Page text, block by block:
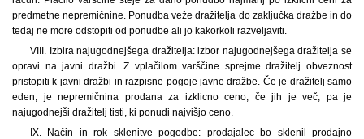
predmetne nepremičnine. Ponudba veže dražitelja do zaključka dražbe in do
tedaj ne more odstopiti od ponudbe ali jo kakorkoli razveljaviti.
VIII. Izbira najugodnejšega dražitelja: izbor najugodnejšega dražitelja se
opravi na javni dražbi. Z vplačilom varščine sprejme dražitelj obveznost
pristopiti k javni dražbi in razpisne pogoje javne dražbe. Če je dražitelj samo
eden, je nepremičnina prodana za izklicno ceno, če jih je več, pa je
najugodnejši dražitelj tisti, ki ponudi najvišjo ceno.
IX. Način in rok sklenitve pogodbe: prodajalec bo sklenil prodajno